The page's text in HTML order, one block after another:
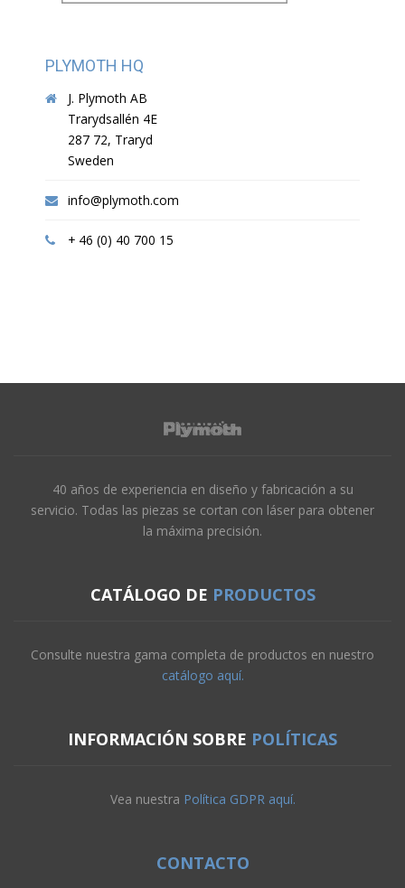
PLYMOTH HQ
J. Plymoth AB
Trarydsallén 4E
287 72, Traryd
Sweden
info@plymoth.com
+ 46 (0) 40 700 15
40 años de experiencia en diseño y fabricación a su
servicio. Todas las piezas se cortan con láser para obtener
la máxima precisión.
CATÁLOGO DE PRODUCTOS
Consulte nuestra gama completa de productos en nuestro
catálogo aquí.
INFORMACIÓN SOBRE POLÍTICAS
Vea nuestra Política GDPR aquí.
CONTACTO